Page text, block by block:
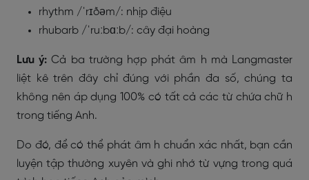
rhythm /ˈrɪðəm/: nhịp điệu
rhubarb /ˈruːbɑːb/: cây đại hoàng
Lưu ý: Cả ba trường hợp phát âm h mà Langmaster
liệt kê trên đây chỉ đúng với phần đa số, chúng ta
không nên áp dụng 100% có tất cả các từ chứa chữ h
trong tiếng Anh.
Do đó, để có thể phát âm h chuẩn xác nhất, bạn cần
luyện tập thường xuyên và ghi nhớ từ vựng trong quá